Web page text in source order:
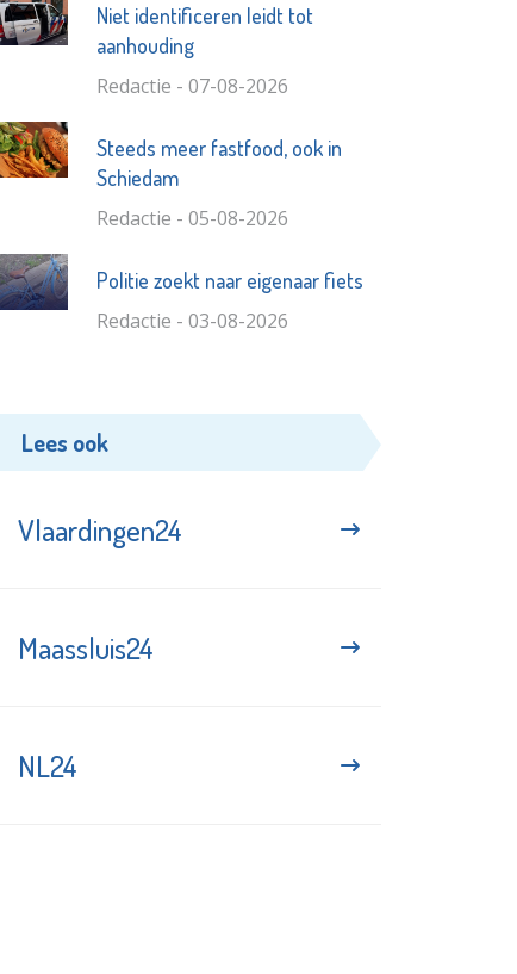
Niet identificeren leidt tot
aanhouding
Redactie - 07-08-2026
Steeds meer fastfood, ook in
Schiedam
Redactie - 05-08-2026
Politie zoekt naar eigenaar fiets
Redactie - 03-08-2026
Lees ook
Vlaardingen24
Maassluis24
NL24